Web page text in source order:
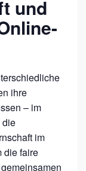
und
ihre
– im
die
im
die faire